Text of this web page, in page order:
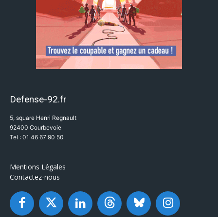
Defense-92.fr
5, square Henri Regnault
92400 Courbevoie
Tel : 01 46 67 90 50
Mentions Légales
Contactez-nous